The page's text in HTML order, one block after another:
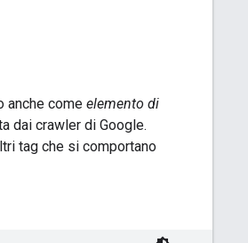
anche come elemento di
dai crawler di Google.
tag che si comportano